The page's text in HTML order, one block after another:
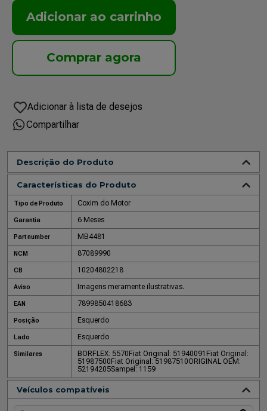
Adicionar ao carrinho
Compartilhar
Descrição do Produto
Características do Produto
Tipo de Produto Coxim do Motor
Garantia 6 Meses
Part number MB4481
NCM 87089990
CB 10204802218
Aviso Imagens meramente ilustrativas.
EAN 7899850418683
Posição Esquerdo
Lado Esquerdo
Similares BORFLEX: 5570 Fiat Original: 51940091 Fiat Original:
51987500 Fiat Original: 51987510ORIGINAL OEM:
52194205Sampel: 1159
Veículos compatíveis